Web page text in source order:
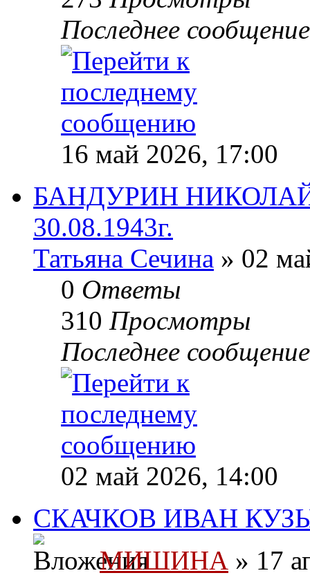
Последнее
16 май 2026, 17:00
БАНДУРИН
30.08.1943г.
Татьяна Сечина » 02
0 Ответы
310 Просмотры
Последнее
02 май 2026, 14:00
СКАЧКОВ ИВАН
МИШИНА » 17